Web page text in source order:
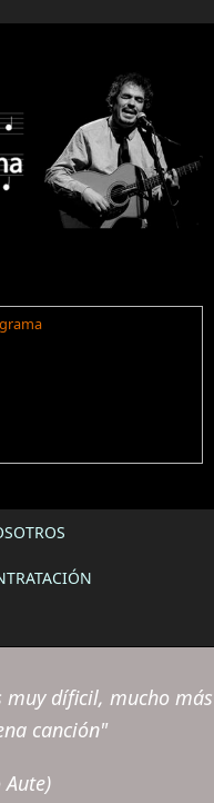
muy díficil, mucho más
canción"